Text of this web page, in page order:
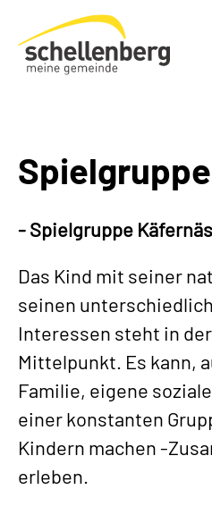
Gemeinde Schellenberg Startseite
- Spielgruppe
Das Kind mit seiner
seinen
Interessen steht in
Mittelpunkt. Es kann,
Familie, eigene
einer konstanten
Kindern machen -
erleben.